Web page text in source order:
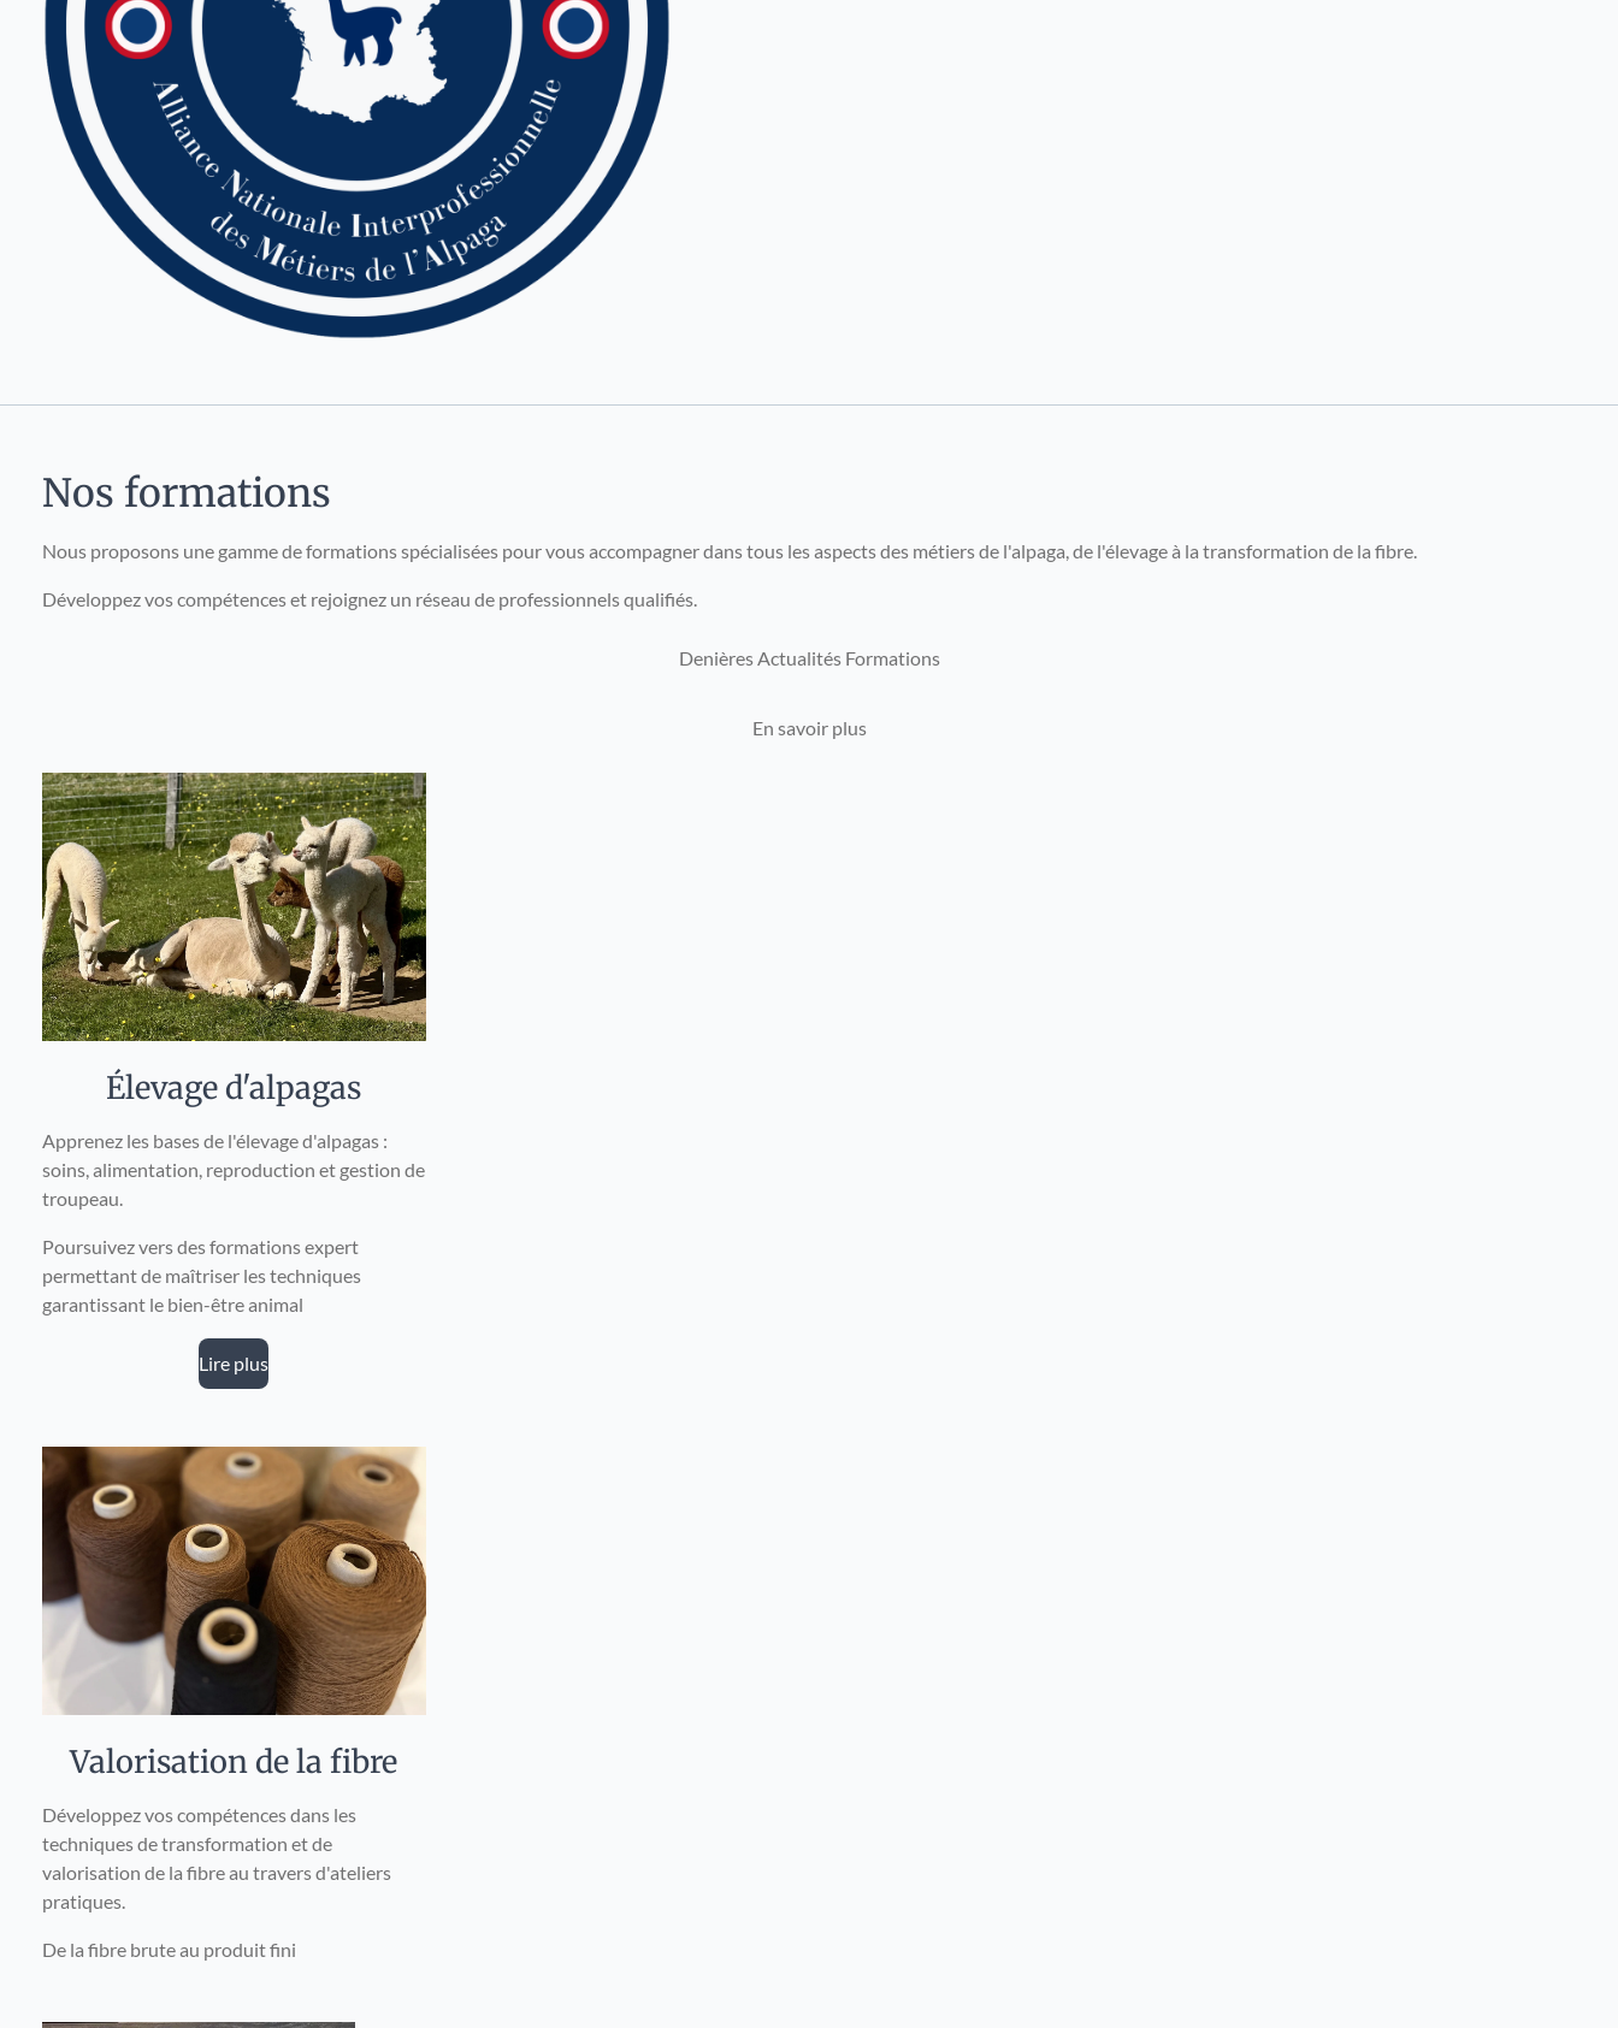
Nos formations
Nous proposons une gamme de formations spécialisées pour vous accompagner dans tous les aspects des métiers de l'alpaga, de l'élevage à la transformation de la fibre.
Développez vos compétences et rejoignez un réseau de professionnels qualifiés.
Denières Actualités Formations
En savoir plus
Élevage d'alpagas
Apprenez les bases de l'élevage d'alpagas :
soins, alimentation, reproduction et gestion de
troupeau.
Poursuivez vers des formations expert
permettant de maîtriser les techniques
garantissant le bien-être animal
Lire plus
Valorisation de la fibre
Développez vos compétences dans les
techniques de transformation et de
valorisation de la fibre au travers d'ateliers
pratiques.
De la fibre brute au produit fini